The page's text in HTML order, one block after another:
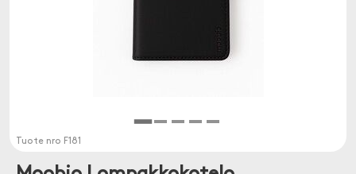
Tuote nro F181